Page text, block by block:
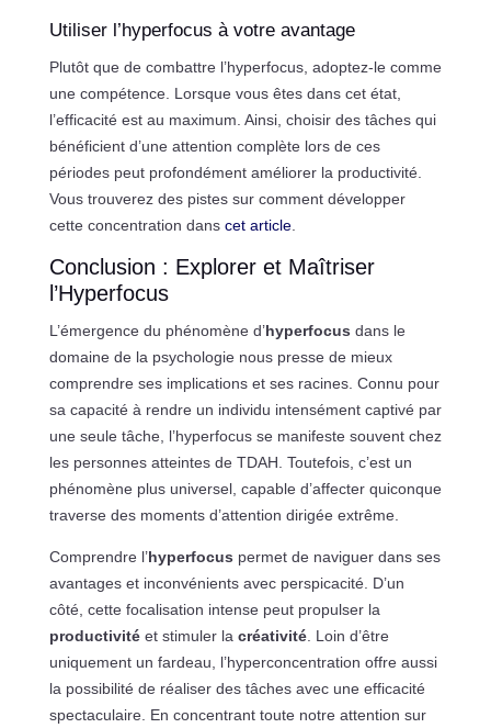
Utiliser l’hyperfocus à votre avantage
Plutôt que de combattre l’hyperfocus, adoptez-le comme
une compétence. Lorsque vous êtes dans cet état,
l’efficacité est au maximum. Ainsi, choisir des tâches qui
bénéficient d’une attention complète lors de ces
périodes peut profondément améliorer la productivité.
Vous trouverez des pistes sur comment développer
cette concentration dans cet article.
Conclusion : Explorer et Maîtriser
l’Hyperfocus
L’émergence du phénomène d’hyperfocus dans le
domaine de la psychologie nous presse de mieux
comprendre ses implications et ses racines. Connu pour
sa capacité à rendre un individu intensément captivé par
une seule tâche, l’hyperfocus se manifeste souvent chez
les personnes atteintes de TDAH. Toutefois, c’est un
phénomène plus universel, capable d’affecter quiconque
traverse des moments d’attention dirigée extrême.
Comprendre l’hyperfocus permet de naviguer dans ses
avantages et inconvénients avec perspicacité. D’un
côté, cette focalisation intense peut propulser la
productivitéet stimuler la créativité. Loin d’être
uniquement un fardeau, l’hyperconcentration offre aussi
la possibilité de réaliser des tâches avec une efficacité
spectaculaire. En concentrant toute notre attention sur